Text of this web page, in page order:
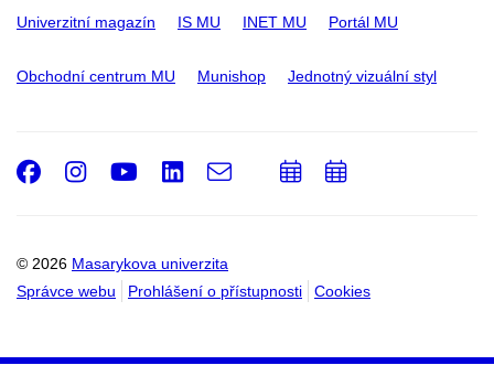
Univerzitní magazín IS MU INET MU Portál MU
Obchodní centrum MU Munishop Jednotný vizuální styl
© 2026 Masarykova univerzita
Správce webu
Prohlášení o přístupnosti Cookies
Facebook
Instagram
Youtube
LinkedIn
e-
Email
PřidatPřidat